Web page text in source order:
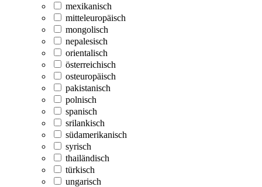
mexikanisch
mitteleuropäisch
mongolisch
nepalesisch
orientalisch
österreichisch
osteuropäisch
pakistanisch
polnisch
spanisch
srilankisch
südamerikanisch
syrisch
thailändisch
türkisch
ungarisch